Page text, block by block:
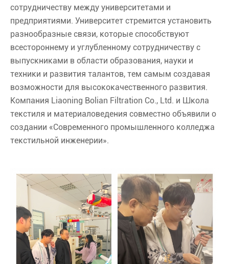
сотрудничеству между университетами и
предприятиями. Университет стремится установить
разнообразные связи, которые способствуют
всестороннему и углубленному сотрудничеству с
выпускниками в области образования, науки и
техники и развития талантов, тем самым создавая
возможности для высококачественного развития.
Компания Liaoning Bolian Filtration Co., Ltd. и Школа
текстиля и материаловедения совместно объявили о
создании «Современного промышленного колледжа
текстильной инженерии».